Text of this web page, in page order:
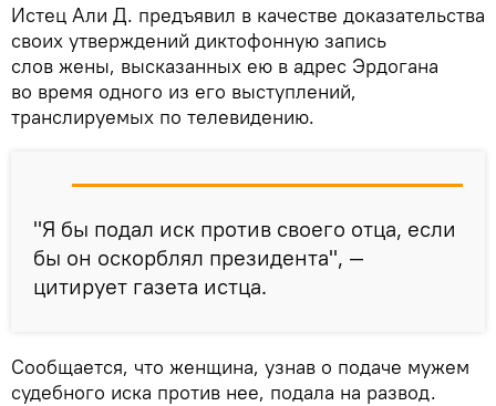
Истец Али Д. предъявил в качестве доказательства
своих утверждений диктофонную запись
слов жены, высказанных ею в адрес Эрдогана
во время одного из его выступлений,
транслируемых по телевидению.
"Я бы подал иск против своего отца, если
бы он оскорблял президента", —
цитирует газета истца.
Сообщается, что женщина, узнав о подаче мужем
судебного иска против нее, подала на развод.